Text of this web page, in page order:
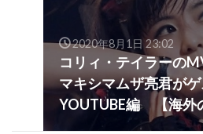
2020年8月1日 23:02
コリィ・テイラーの
マキシマムザ亮君が
YOUTUBE編 【海外